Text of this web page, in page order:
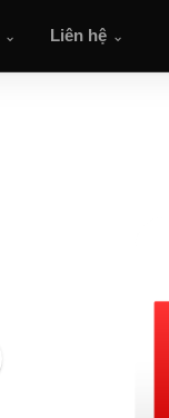
Liên hệ